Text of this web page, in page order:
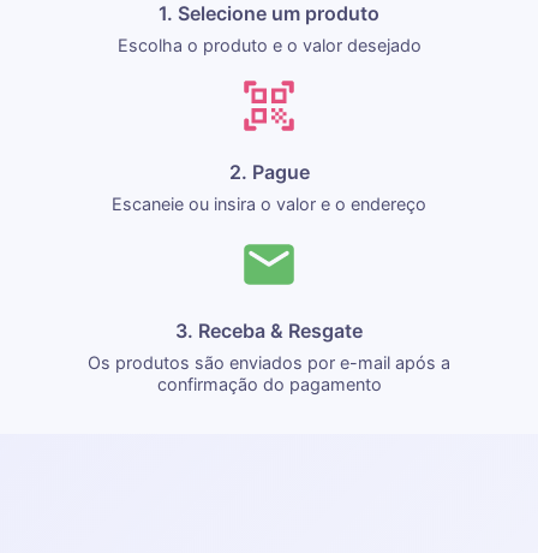
1. Selecione um produto
Escolha o produto e o valor desejado
2. Pague
Escaneie ou insira o valor e o endereço
3. Receba & Resgate
Os produtos são enviados por e-mail após a
confirmação do pagamento